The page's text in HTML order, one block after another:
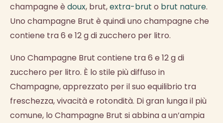
champagne è doux, brut,extra-brut o brut nature.
Uno champagne Brut è quindi uno champagne che
contiene tra 6 e 12 g di zucchero per litro.
Uno Champagne Brut contiene tra 6 e 12 g di
zucchero per litro. È lo stile più diffuso in
Champagne, apprezzato per il suo equilibrio tra
freschezza, vivacità e rotondità. Di gran lunga il più
comune, lo Champagne Brut si abbina a un’ampia